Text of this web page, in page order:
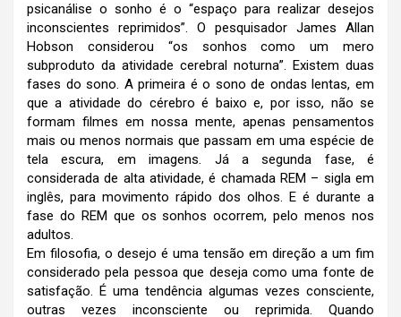
psicanálise o sonho é o “espaço para realizar desejos
inconscientes reprimidos”. O pesquisador James Allan
Hobson considerou “os sonhos como um mero
subproduto da atividade cerebral noturna”. Existem duas
fases do sono. A primeira é o sono de ondas lentas, em
que a atividade do cérebro é baixo e, por isso, não se
formam filmes em nossa mente, apenas pensamentos
mais ou menos normais que passam em uma espécie de
tela escura, em imagens. Já a segunda fase, é
considerada de alta atividade, é chamada REM – sigla em
inglês, para movimento rápido dos olhos. E é durante a
fase do REM que os sonhos ocorrem, pelo menos nos
adultos.
Em filosofia, o desejo é uma tensão em direção a um fim
considerado pela pessoa que deseja como uma fonte de
satisfação. É uma tendência algumas vezes consciente,
outras vezes inconsciente ou reprimida. Quando